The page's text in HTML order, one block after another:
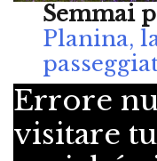
Semmai
Planina,
Errore
visitare